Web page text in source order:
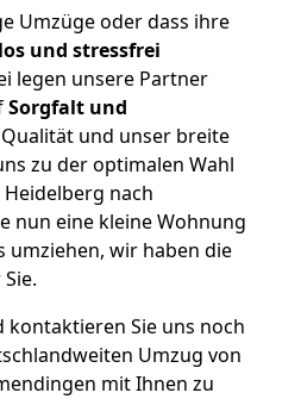
Umzüge oder dass ihre
und stressfrei
legen unsere Partner
Sorgfalt und
und unser breite
zu der optimalen Wahl
nach
nun eine kleine Wohnung
umziehen, wir haben die
kontaktieren Sie uns noch
Umzug von
mit Ihnen zu